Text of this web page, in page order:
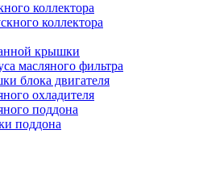
коллектора
коллектора
крышки
масляного фильтра
блока двигателя
охладителя
поддона
поддона